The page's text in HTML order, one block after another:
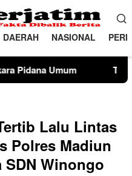
DAERAH NASIONAL
telah melaksanakan
Lalu Lintas
Polres Madiun
SDN Winongo